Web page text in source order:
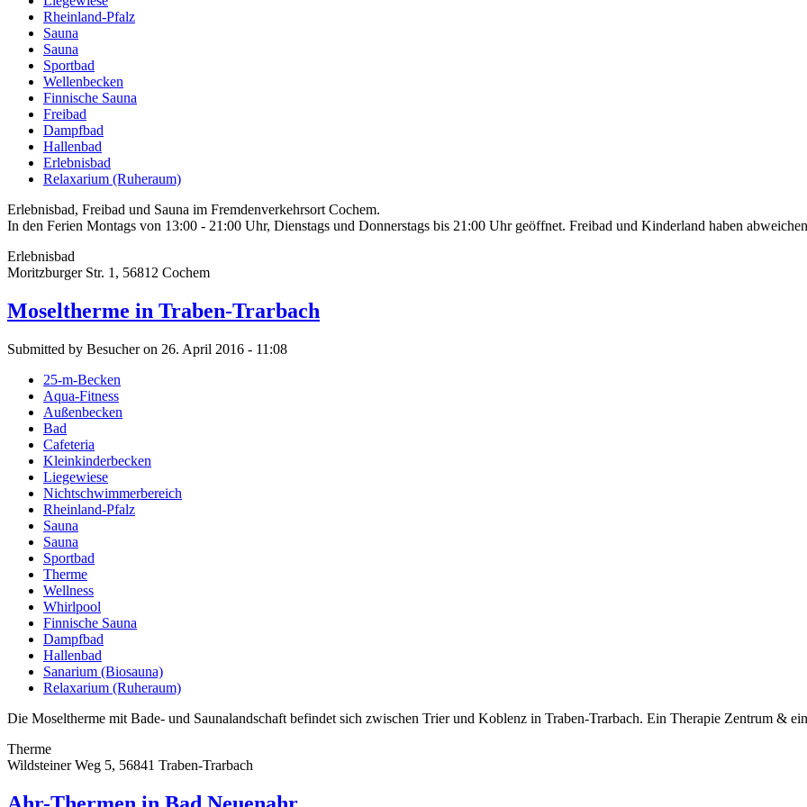
Rheinland-Pfalz
Sauna
Sauna
Sportbad
Wellenbecken
Finnische Sauna
Freibad
Dampfbad
Hallenbad
Erlebnisbad
Relaxarium (Ruheraum)
Erlebnisbad, Freibad und Sauna im Fremdenverkehrsort Cochem.
In den Ferien Montags von 13:00 - 21:00 Uhr, Dienstags und Donnerstags bis 21:00 Uhr geöffnet. Freibad und Kinderland haben
Erlebnisbad
Moritzburger Str. 1, 56812 Cochem
Moseltherme in Traben-Trarbach
Submitted by Besucher on 26. April 2016 - 11:08
25-m-Becken
Aqua-Fitness
Außenbecken
Bad
Cafeteria
Kleinkinderbecken
Liegewiese
Nichtschwimmerbereich
Rheinland-Pfalz
Sauna
Sauna
Sportbad
Therme
Wellness
Whirlpool
Finnische Sauna
Dampfbad
Hallenbad
Sanarium (Biosauna)
Relaxarium (Ruheraum)
Die Moseltherme mit Bade- und Saunalandschaft befindet sich zwischen Trier und Koblenz in Traben-Trarbach. Ein Therapie Zentrum &
Therme
Wildsteiner Weg 5, 56841 Traben-Trarbach